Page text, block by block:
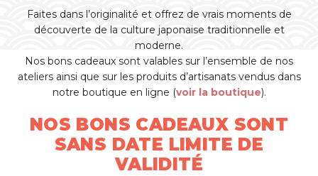
Faites dans l’originalité et offrez de vrais moments de
découverte de la culture japonaise traditionnelle et
moderne.
Nos bons cadeaux sont valables sur l’ensemble de nos
ateliers ainsi que sur les produits d’artisanats vendus dans
notre boutique en ligne (voir la boutique).
NOS BONS CADEAUX SONT
SANS DATE LIMITE DE
VALIDITÉ